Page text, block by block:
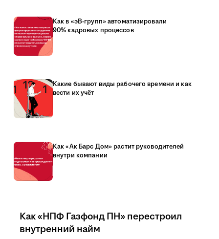
Как в «эВ-групп» автоматизировали
90% кадровых процессов
Какие бывают виды рабочего времени и как
вести их учёт
Как «Ак Барс Дом» растит руководителей
внутри компании
Как «НПФ Газфонд ПН» перестроил
внутренний найм